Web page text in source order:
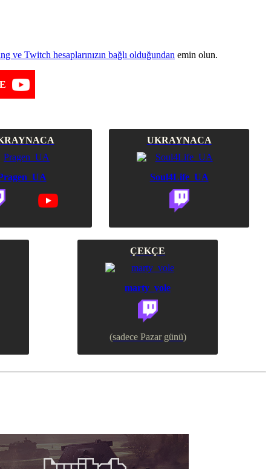
ve Twitch hesaplarınızın bağlı olduğundan emin olun.
_UA
UKRAYNACA
Soul4Life_UA
ÇEKÇE
marty_vole
(sadece Pazar günü)